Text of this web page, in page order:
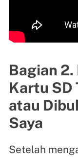
Bagian
Kartu SD
atau
Saya
Setelah